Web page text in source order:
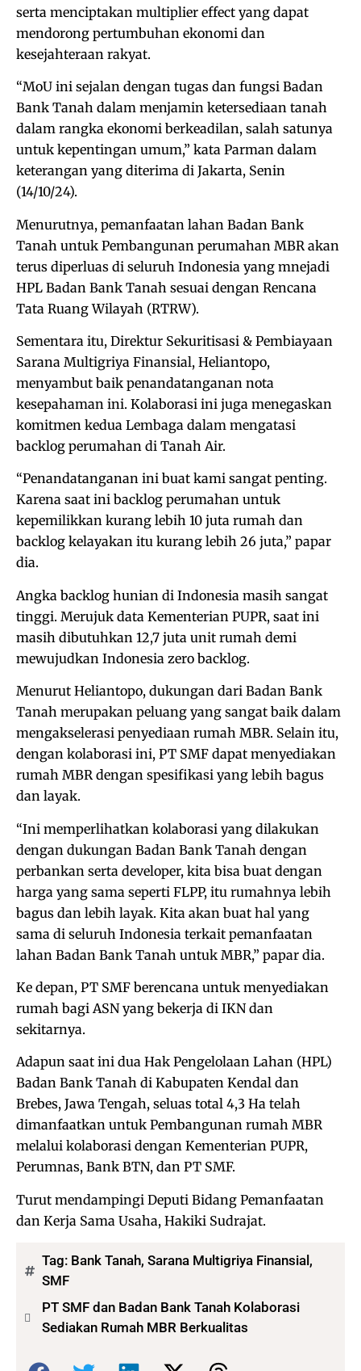
serta menciptakan multiplier effect yang dapat
mendorong pertumbuhan ekonomi dan
kesejahteraan rakyat.
“MoU ini sejalan dengan tugas dan fungsi Badan
Bank Tanah dalam menjamin ketersediaan tanah
dalam rangka ekonomi berkeadilan, salah satunya
untuk kepentingan umum,” kata Parman dalam
keterangan yang diterima di Jakarta, Senin
(14/10/24).
Menurutnya, pemanfaatan lahan Badan Bank
Tanah untuk Pembangunan perumahan MBR akan
terus diperluas di seluruh Indonesia yang mnejadi
HPL Badan Bank Tanah sesuai dengan Rencana
Tata Ruang Wilayah (RTRW).
Sementara itu, Direktur Sekuritisasi & Pembiayaan
Sarana Multigriya Finansial, Heliantopo,
menyambut baik penandatanganan nota
kesepahaman ini. Kolaborasi ini juga menegaskan
komitmen kedua Lembaga dalam mengatasi
backlog perumahan di Tanah Air.
“Penandatanganan ini buat kami sangat penting.
Karena saat ini backlog perumahan untuk
kepemilikkan kurang lebih 10 juta rumah dan
backlog kelayakan itu kurang lebih 26 juta,” papar
dia.
Angka backlog hunian di Indonesia masih sangat
tinggi. Merujuk data Kementerian PUPR, saat ini
masih dibutuhkan 12,7 juta unit rumah demi
mewujudkan Indonesia zero backlog.
Menurut Heliantopo, dukungan dari Badan Bank
Tanah merupakan peluang yang sangat baik dalam
mengakselerasi penyediaan rumah MBR. Selain itu,
dengan kolaborasi ini, PT SMF dapat menyediakan
rumah MBR dengan spesifikasi yang lebih bagus
dan layak.
“Ini memperlihatkan kolaborasi yang dilakukan
dengan dukungan Badan Bank Tanah dengan
perbankan serta developer, kita bisa buat dengan
harga yang sama seperti FLPP, itu rumahnya lebih
bagus dan lebih layak. Kita akan buat hal yang
sama di seluruh Indonesia terkait pemanfaatan
lahan Badan Bank Tanah untuk MBR,” papar dia.
Ke depan, PT SMF berencana untuk menyediakan
rumah bagi ASN yang bekerja di IKN dan
sekitarnya.
Adapun saat ini dua Hak Pengelolaan Lahan (HPL)
Badan Bank Tanah di Kabupaten Kendal dan
Brebes, Jawa Tengah, seluas total 4,3 Ha telah
dimanfaatkan untuk Pembangunan rumah MBR
melalui kolaborasi dengan Kementerian PUPR,
Perumnas, Bank BTN, dan PT SMF.
Turut mendampingi Deputi Bidang Pemanfaatan
dan Kerja Sama Usaha, Hakiki Sudrajat.
Tag: Bank Tanah, Sarana Multigriya Finansial ,
SMF
PT SMF dan Badan Bank Tanah Kolaborasi
Sediakan Rumah MBR Berkualitas
Bagikan: